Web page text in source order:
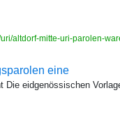
altdorf-mitte-uri-parolen-
eine
eidgenössischen